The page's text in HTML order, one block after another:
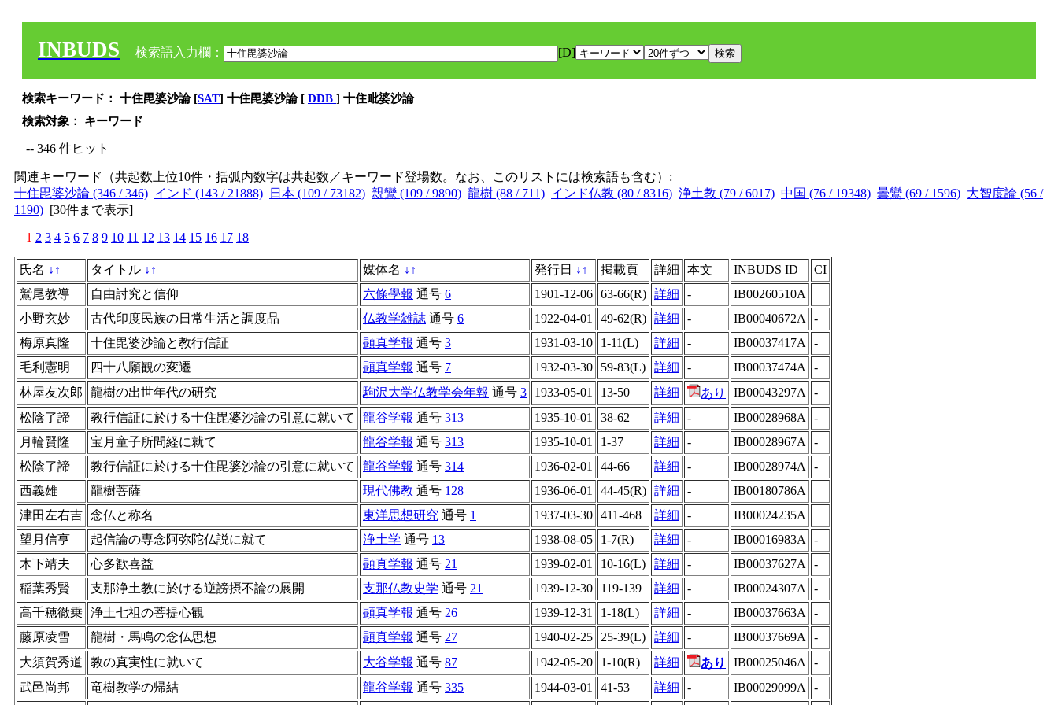
INBUDS 検索語入力欄： [D]
検索キーワード： 十住毘婆沙論 [SAT] 十住毘婆沙論 [ DDB ] 十住毗婆沙論
検索対象： キーワード
-- 346 件ヒット
関連キーワード（共起数上位10件・括弧内数字は共起数／キーワード登場数。なお、このリストには検索語も含む）:
十住毘婆沙論 (346 / 346) インド (143 / 21888) 日本 (109 / 73182) 親鸞 (109 / 9890) 龍樹 (88 / 711) インド仏教 (80 / 8316) 浄土教 (79 / 6017) 中国 (76 / 19348) 曇鸞 (69 / 1596) 大智度論 (56 /
1190) [30件まで表示]
1 2 3 4 5 6 7 8 9 10 11 12 13 14 15 16 17 18
氏名 ↓ ↑ タイトル ↓ ↑ 媒体名 ↓ ↑ 発行日 ↓ ↑ 掲載頁 詳細 本文 INBUDS ID
CI
鷲尾教導
自由討究と信仰 六條學報 通号 6 1901-12-06 63-66(R) 詳細 -
IB00260510A
小野玄妙
古代印度民族の日常生活と調度品 仏教学雑誌 通号 6 1922-04-01 49-62(R) 詳細 - IB00040672A
-
梅原真隆
十住毘婆沙論と教行信証 顕真学報 通号 3 1931-03-10 1-11(L) 詳細 - IB00037417A
-
毛利憲明
四十八願観の変遷 顕真学報 通号 7 1932-03-30 59-83(L) 詳細 - IB00037474A
-
林屋友次郎
龍樹の出世年代の研究 駒沢大学仏教学会年報 通号 3 1933-05-01 13-50 詳細 あり IB00043297A
-
松陰了諦
教行信証に於ける十住毘婆沙論の引意に就いて 龍谷学報 通号 313 1935-10-01 38-62 詳細 - IB00028968A
-
月輪賢隆
宝月童子所問経に就て 龍谷学報 通号 313 1935-10-01 1-37 詳細 - IB00028967A
-
松陰了諦
教行信証に於ける十住毘婆沙論の引意に就いて 龍谷学報 通号 314 1936-02-01 44-66 詳細 - IB00028974A
-
西義雄
龍樹菩薩 現代佛教 通号 128 1936-06-01 44-45(R) 詳細 -
IB00180786A
津田左右吉 念仏と称名 東洋思想研究 通号 1 1937-03-30 411-468 詳細 -
IB00024235A
望月信亨
起信論の専念阿弥陀仏説に就て 浄土学 通号 13 1938-08-05 1-7(R) 詳細 - IB00016983A
-
木下靖夫
心多歓喜益 顕真学報 通号 21 1939-02-01 10-16(L) 詳細 - IB00037627A
-
稲葉秀賢
支那浄土教に於ける逆謗摂不論の展開 支那仏教史学 通号 21 1939-12-30 119-139 詳細 - IB00024307A
-
高千穂徹乗 浄土七祖の菩提心観 顕真学報 通号 26 1939-12-31 1-18(L) 詳細 - IB00037663A
-
藤原凌雪
龍樹・馬鳴の念仏思想 顕真学報 通号 27 1940-02-25 25-39(L) 詳細 - IB00037669A
-
大須賀秀道
教の真実性に就いて 大谷学報 通号 87 1942-05-20 1-10(R) 詳細 あり IB00025046A
-
武邑尚邦
竜樹教学の帰結 龍谷学報 通号 335 1944-03-01 41-53 詳細 - IB00029099A -